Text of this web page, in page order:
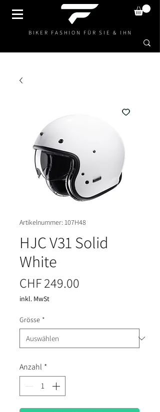
BIKER FASHION FÜR SIE & IHN
Artikelnummer: 107H48
HJC V31 Solid
White
CHF 249.00
inkl. MwSt
Grösse *
Anzahl *